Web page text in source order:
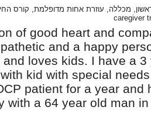
caregiver
of good heart and
and a happy
and loves kids. I have a 3
kid with special
patient for a year and
with a 64 year old man in